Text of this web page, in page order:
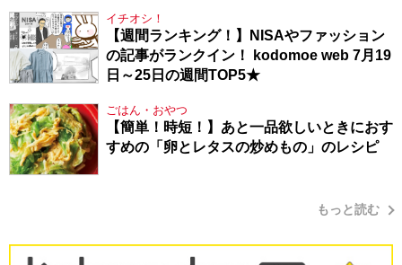
イチオシ！
【週間ランキング！】NISAやファッション
の記事がランクイン！ kodomoe web 7月19
日～25日の週間TOP5★
ごはん・おやつ
【簡単！時短！】あと一品欲しいときにおす
すめの「卵とレタスの炒めもの」のレシピ
もっと読む